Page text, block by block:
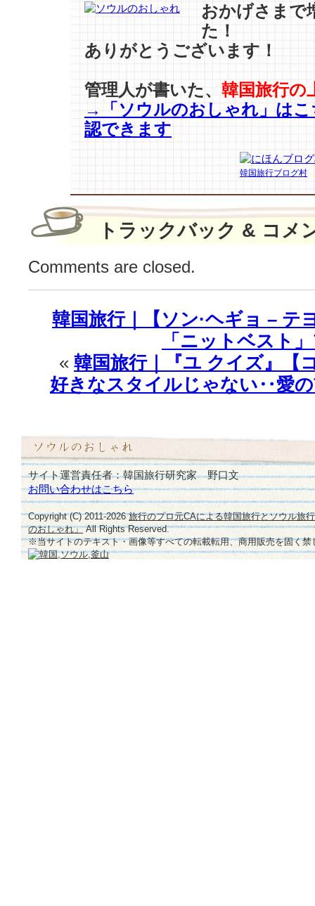
た
い
た
わ
朗
読
リ
レ
♪
おかげさまで
た！
ありがとうございます！
管理人が書いた、 韓国旅行の
→「ソウルのおしゃれ」はこ
認できます
韓国旅行ブログ村
トラックバック & コメ
Comments are closed.
韓国旅行｜【ソン·ヘギョ –
「ニットベスト
« 韓国旅行｜『ユ クイズ』【
好きなスタイルじゃない‥愛
サイト運営責任者：韓国旅行研究家 野口文
お問い合わせはこちら
Copyright (C) 2011-2026旅行のプロ元CAによる韓国旅行とソウル旅
のおしゃれ」All Rights Reserved.
※当サイトのテキスト・画像等すべての転載転用、商用販売を固く禁